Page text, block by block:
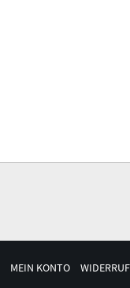
MEIN KONTO WIDERRUF